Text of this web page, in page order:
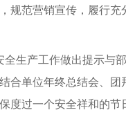
规范营销宣传，履行
产工作做出提示与部
合单位年终总结会、
度过一个安全祥和的节